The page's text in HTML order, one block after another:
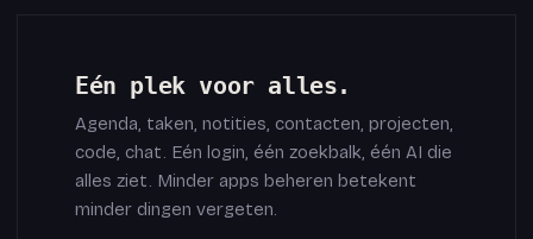
Eén plek voor alles.
Agenda, taken, notities, contacten, projecten,
code, chat. Eén login, één zoekbalk, één AI die
alles ziet. Minder apps beheren betekent
minder dingen vergeten.